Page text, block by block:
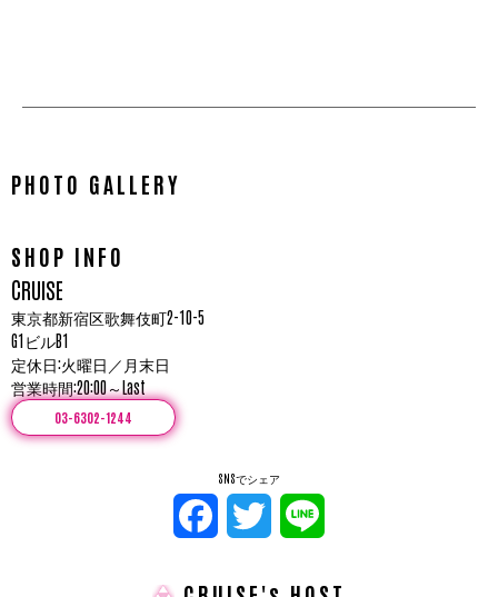
PHOTO GALLERY
SHOP INFO
CRUISE
東京都新宿区歌舞伎町2-10-5
G1ビルB1
定休日:火曜日／月末日
営業時間:20:00～Last
03-6302-1244
SNSでシェア
Facebook Twitter